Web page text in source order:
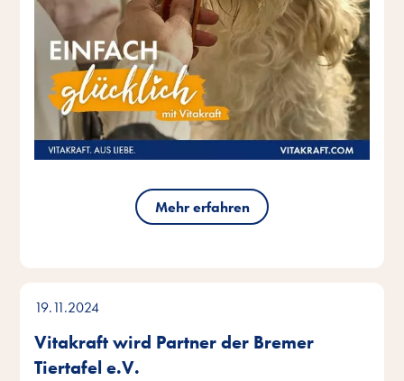
Mehr erfahren
19.11.2024
Vitakraft wird Partner der Bremer
Tiertafel e.V.